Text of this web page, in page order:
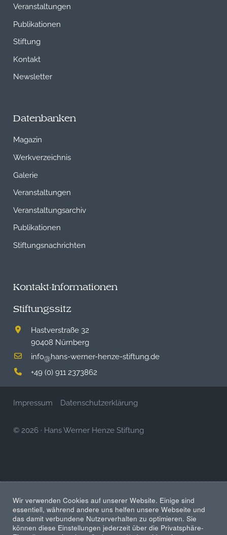
Veranstaltungen
Publikationen
Stiftung
Kontakt
Newsletter
Datenbanken
Magazin
Werkverzeichnis
Galerie
Veranstaltungen
Veranstaltungsarchiv
Publikationen
Stiftungsnachrichten
Kontakt-Informationen
Stiftungssitz
Hastverstraße 32
90408 Nürnberg
info@hans-werner-henze-stiftung.de
+49 (0) 911 2373862
Impressum Datenschutzerklärung
© 2026 · Hans Werner Henze Stiftung
Wir verwenden Cookies auf unserer Website. Einige sind
essentiell, während andere uns helfen unsere Webseite und
das damit verbundene Nutzerverhalten zu optimieren. Sie
können diese Einstellungen jederzeit über die Privatsphäre-